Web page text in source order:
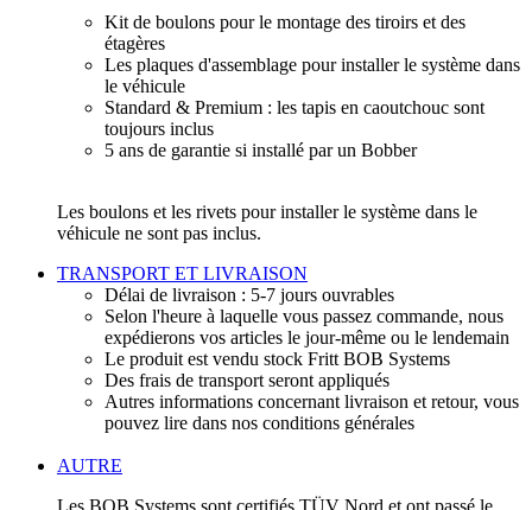
Kit de boulons pour le montage des tiroirs et des
étagères
Les plaques d'assemblage pour installer le système dans
le véhicule
Standard & Premium : les tapis en caoutchouc sont
toujours inclus
5 ans de garantie si installé par un Bobber
Les boulons et les rivets pour installer le système dans le
véhicule ne sont pas inclus.
TRANSPORT ET LIVRAISON
Délai de livraison : 5-7 jours ouvrables
Selon l'heure à laquelle vous passez commande, nous
expédierons vos articles le jour-même ou le lendemain
Le produit est vendu stock Fritt BOB Systems
Des frais de transport seront appliqués
Autres informations concernant livraison et retour, vous
pouvez lire dans nos conditions générales
AUTRE
Les BOB Systems sont certifiés TÜV Nord et ont passé le